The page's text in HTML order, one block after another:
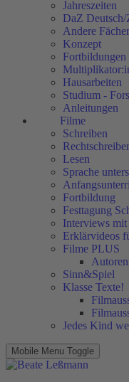
Jahreszeiten
DaZ
Andere Fächer
Konzept
Hausarbeiten
Studium -
Anleitungen
Filme
Schreiben
Lesen
Sprache
Fortbildung
Festtagung
Interviews
Erklärvideos
Filme PLUS
Sinn&Spiel
Klasse Texte!
Jedes Kind
Mobile Menu Toggle